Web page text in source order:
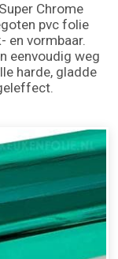
Chrome
pvc folie
en vormbaar.
eenvoudig weg
harde, gladde